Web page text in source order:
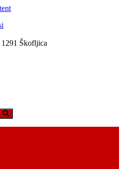
Škofljica